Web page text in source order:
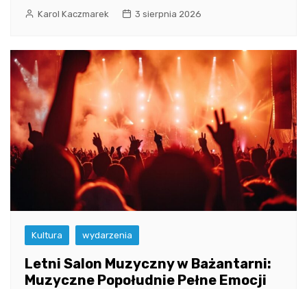
Karol Kaczmarek 3 sierpnia 2026
Kultura wydarzenia
Letni Salon Muzyczny w Bażantarni:
Muzyczne Popołudnie Pełne Emocji